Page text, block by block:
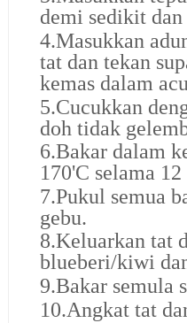
demi sedikit dan
4.Masukkan
tat dan tekan
kemas dalam
5.Cucukkan
doh tidak
6.Bakar dalam
170'C selama
7.Pukul semua
gebu.
8.Keluarkan tat
blueberi/kiwi
9.Bakar semula
10.Angkat tat